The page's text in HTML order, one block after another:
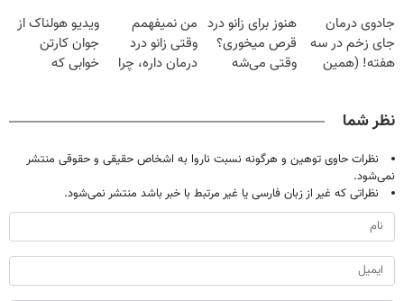
میلیون تومان!!!
آماده‌ای؟
خانگی
جادوی درمان
جای زخم در سه
هفته! (همین
هنوز برای زانو درد
قرص میخوری؟
وقتی می‌شه
من نمیفهمم
وقتی زانو درد
درمان داره، چرا
ویدیو هولناک از
جوان کارتن
خوابی که
نظر شما
نظرات حاوی توهین و هرگونه نسبت ناروا به اشخاص حقیقی و حقوقی منتشر
نمی‌شود.
نظراتی که غیر از زبان فارسی یا غیر مرتبط با خبر باشد منتشر نمی‌شود.